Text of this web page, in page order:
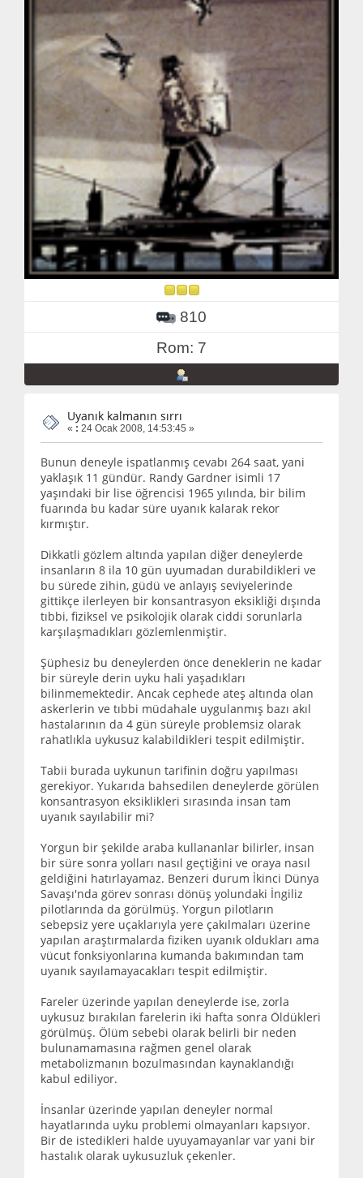
810
Rom: 7
Uyanık kalmanın sırrı
« : 24 Ocak 2008, 14:53:45 »
Bunun deneyle ispatlanmış cevabı 264 saat, yani
yaklaşık 11 gündür. Randy Gardner isimli 17
yaşındaki bir lise öğrencisi 1965 yılında, bir bilim
fuarında bu kadar süre uyanık kalarak rekor
kırmıştır.
Dikkatli gözlem altında yapılan diğer deneylerde
insanların 8 ila 10 gün uyumadan durabildikleri ve
bu sürede zihin, güdü ve anlayış seviyelerinde
gittikçe ilerleyen bir konsantrasyon eksikliği dışında
tıbbi, fiziksel ve psikolojik olarak ciddi sorunlarla
karşılaşmadıkları gözlemlenmiştir.
Şüphesiz bu deneylerden önce deneklerin ne kadar
bir süreyle derin uyku hali yaşadıkları
bilinmemektedir. Ancak cephede ateş altında olan
askerlerin ve tıbbi müdahale uygulanmış bazı akıl
hastalarının da 4 gün süreyle problemsiz olarak
rahatlıkla uykusuz kalabildikleri tespit edilmiştir.
Tabii burada uykunun tarifinin doğru yapılması
gerekiyor. Yukarıda bahsedilen deneylerde görülen
konsantrasyon eksiklikleri sırasında insan tam
uyanık sayılabilir mi?
Yorgun bir şekilde araba kullananlar bilirler, insan
bir süre sonra yolları nasıl geçtiğini ve oraya nasıl
geldiğini hatırlayamaz. Benzeri durum İkinci Dünya
Savaşı'nda görev sonrası dönüş yolundaki İngiliz
pilotlarında da görülmüş. Yorgun pilotların
sebepsiz yere uçaklarıyla yere çakılmaları üzerine
yapılan araştırmalarda fiziken uyanık oldukları ama
vücut fonksiyonlarına kumanda bakımından tam
uyanık sayılamayacakları tespit edilmiştir.
Fareler üzerinde yapılan deneylerde ise, zorla
uykusuz bırakılan farelerin iki hafta sonra Öldükleri
görülmüş. Ölüm sebebi olarak belirli bir neden
bulunamamasına rağmen genel olarak
metabolizmanın bozulmasından kaynaklandığı
kabul ediliyor.
İnsanlar üzerinde yapılan deneyler normal
hayatlarında uyku problemi olmayanları kapsıyor.
Bir de istedikleri halde uyuyamayanlar var yani bir
hastalık olarak uykusuzluk çekenler.